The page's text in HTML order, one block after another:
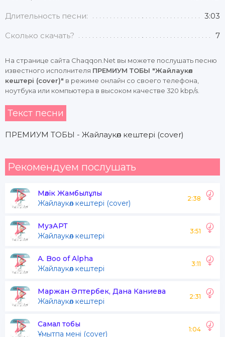
Длительность песни: 3:03
Сколько скачать? 7
На странице сайта Chaqqon.Net вы можете послушать песню
известного исполнителя ПРЕМИУМ ТОБЫ "Жайлаукөл
кештері (cover)" в режиме онлайн со своего телефона,
ноутбука или компьютера в высоком качестве 320 kbp/s.
Текст песни
ПРЕМИУМ ТОБЫ - Жайлаукөл кештері (cover)
Рекомендуем послушать
Мәлік Жамбылұлы
Жайлаукөл кештері (cover)
2:38
МузАРТ
Жайлаукөл кештері
3:51
A. Boo of Alpha
Жайлаукөл кештері
3:11
Маржан Әптербек, Дана Каниева
Жайлаукөл кештері
2:31
Самал тобы
Ұмытпа мені (cover)
1:04